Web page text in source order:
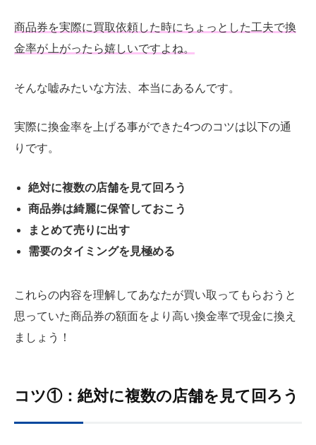
商品券を実際に買取依頼した時にちょっとした工夫で換
金率が上がったら嬉しいですよね。
そんな嘘みたいな方法、本当にあるんです。
実際に換金率を上げる事ができた4つのコツは以下の通
りです。
絶対に複数の店舗を見て回ろう
商品券は綺麗に保管しておこう
まとめて売りに出す
需要のタイミングを見極める
これらの内容を理解してあなたが買い取ってもらおうと
思っていた商品券の額面をより高い換金率で現金に換え
ましょう！
コツ①：絶対に複数の店舗を見て回ろう